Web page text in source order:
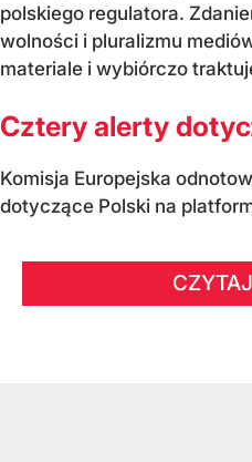
polskiego regulatora.
wolności i pluralizmu
materiale i wybiórczo
Cztery alerty
Komisja Europejska
dotyczące Polski na